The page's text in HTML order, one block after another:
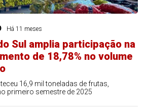
Há 11 meses
Sul amplia participação na
de 18,78% no volume
16,9 mil toneladas de frutas,
primeiro semestre de 2025